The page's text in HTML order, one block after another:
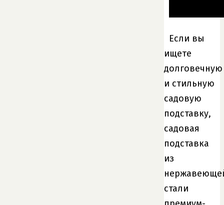
Если вы
ищете
долговечную
и стильную
садовую
подставку,
садовая
подставка
из
стали